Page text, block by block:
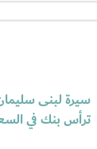
سيرة لبنى
ترأس بنك في